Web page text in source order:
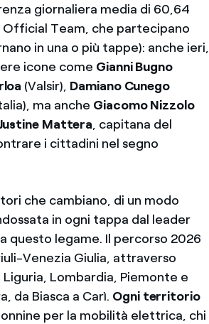
giornaliera media di 60,64
Team, che partecipano
in una o più tappe): anche ieri,
icone come Gianni Bugno
(Valsir), Damiano Cunego
ma anche Giacomo Nizzolo
Mattera, capitana del
i cittadini nel segno
che cambiano, di un modo
in ogni tappa dal leader
questo legame. Il percorso 2026
Venezia Giulia, attraverso
Lombardia, Piemonte e
da Biasca a Carì. Ogni territorio
per la mobilità elettrica, chi